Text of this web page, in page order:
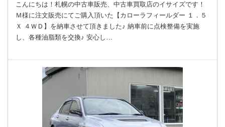
こんにちは！札幌の中古車販売、中古車買取店のイサイズです！
Ｍ様に注文販売にてご購入頂いた【カローラフィールダー １．５
Ｘ ４ＷＤ】を納車させて頂きました♪ 納車前に点検整備を実施
し、各種油脂類を交換♪ 安心し…